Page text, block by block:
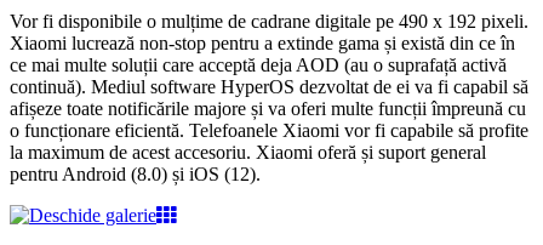
Vor fi disponibile o mulțime de cadrane digitale pe 490 x 192 pixeli.
Xiaomi lucrează non-stop pentru a extinde gama și există din ce în
ce mai multe soluții care acceptă deja AOD (au o suprafață activă
continuă). Mediul software HyperOS dezvoltat de ei va fi capabil să
afișeze toate notificările majore și va oferi multe funcții împreună cu
o funcționare eficientă. Telefoanele Xiaomi vor fi capabile să profite
la maximum de acest accesoriu. Xiaomi oferă și suport general
pentru Android (8.0) și iOS (12).